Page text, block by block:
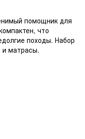
помощник для
что
походы. Набор
и матрасы.